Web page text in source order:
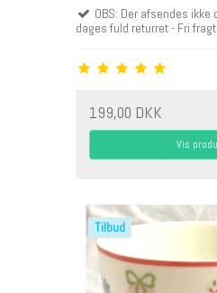
OBS: Der afsendes ikke
dages fuld returret - Fri
199,00 DKK
Vis
Tilbud